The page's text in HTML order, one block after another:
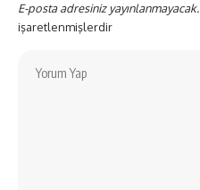
E-posta adresiniz yayınlanmayacak.
işaretlenmişlerdir